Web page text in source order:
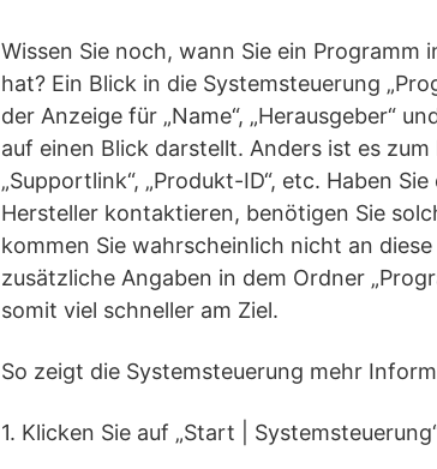
Wissen Sie noch, wann Sie ein
hat? Ein Blick in die Systemsteuerung
der Anzeige für „Name“, „Herausgeber“
auf einen Blick darstellt. Anders ist es
„Supportlink“, „Produkt-ID“, etc. Haben
Hersteller kontaktieren, benötigen Sie
kommen Sie wahrscheinlich nicht an
zusätzliche Angaben in dem Ordner
somit viel schneller am Ziel.
So zeigt die Systemsteuerung mehr
1. Klicken Sie auf „Start |